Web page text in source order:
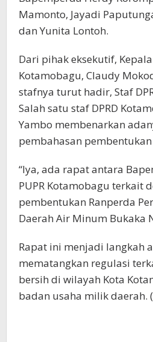
Mamonto, Jayadi
dan Yunita Lontoh.
Dari pihak eksekutif, Kepala
Kotamobagu, Claudy
stafnya turut hadir, Staf
Salah satu staf DPRD
Yambo membenarkan
pembahasan
“Iya, ada rapat antara
PUPR Kotamobagu terkait
pembentukan Ranperda
Daerah Air Minum Bukaka
Rapat ini menjadi langkah
mematangkan regulasi
bersih di wilayah Kota
badan usaha milik daerah.